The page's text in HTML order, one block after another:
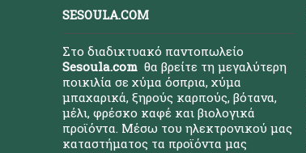
SESOULA.COM
Στο διαδικτυακό παντοπωλείο
Sesoula.com θα βρείτε τη μεγαλύτερη
ποικιλία σε χύμα όσπρια, χύμα
μπαχαρικά, ξηρούς καρπούς, βότανα,
μέλι, φρέσκο καφέ και βιολογικά
προϊόντα. Μέσω του ηλεκτρονικού μας
καταστήματος τα προϊόντα μας